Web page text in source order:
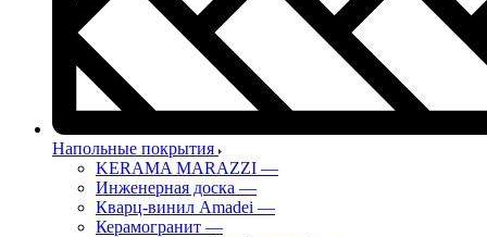
Напольные покрытия
KERAMA MARAZZI —
Инженерная доска —
Кварц-винил Amadei —
Керамогранит —